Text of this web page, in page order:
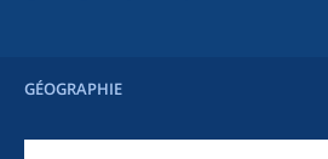
GÉOGRAPHIE